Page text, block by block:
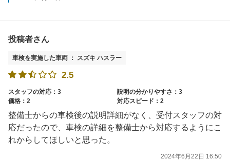
投稿者さん
車検を実施した車両 ： スズキ ハスラー
2.5
スタッフの対応：3
説明の分かりやすさ：3
価格：2
対応スピード：2
整備士からの車検後の説明詳細がなく、受付スタッフの対
応だったので、車検の詳細を整備士から対応するようにこ
れからしてほしいと思った。
2024年6月22日 16:50